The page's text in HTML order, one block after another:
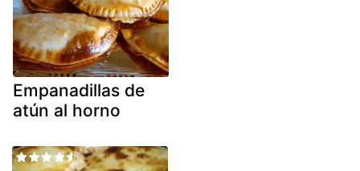
Empanadillas de
atún al horno